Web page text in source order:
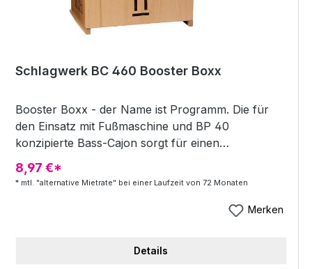
Schlagwerk BC 460 Booster Boxx
Booster Boxx - der Name ist Programm. Die für
den Einsatz mit Fußmaschine und BP 40
konzipierte Bass-Cajon sorgt für einen
verblüffenden Bassdrum-Sound auf der Bühne.
Durch die integrierte Snaretraverse wird ein
mitvibrierender Snareteppich) erzeugt. Das
normaler Bassdrums und bietet damit eine absolut
8,97 €*
* mtl. "alternative Mietrate" bei einer Laufzeit von 72 Monaten
Merken
Details